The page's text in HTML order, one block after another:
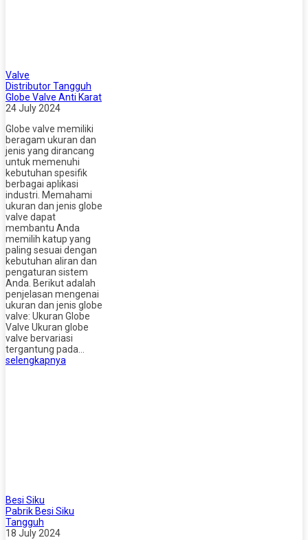
Valve
Distributor Tangguh
Globe Valve Anti Karat
24 July 2024
Globe valve memiliki
beragam ukuran dan
jenis yang dirancang
untuk memenuhi
kebutuhan spesifik
berbagai aplikasi
industri. Memahami
ukuran dan jenis globe
valve dapat
membantu Anda
memilih katup yang
paling sesuai dengan
kebutuhan aliran dan
pengaturan sistem
Anda. Berikut adalah
penjelasan mengenai
ukuran dan jenis globe
valve: Ukuran Globe
Valve Ukuran globe
valve bervariasi
tergantung pada…
selengkapnya
Besi Siku
Pabrik Besi Siku
Tangguh
18 July 2024